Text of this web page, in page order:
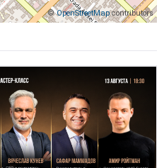
©OpenStreetMapcontributors